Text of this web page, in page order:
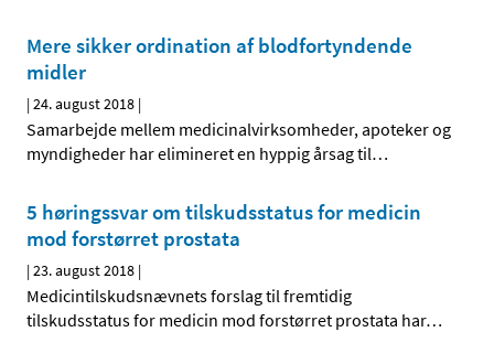
Mere sikker ordination af blodfortyndende
midler
|24. august 2018 |
Samarbejde mellem medicinalvirksomheder, apoteker og
myndigheder har elimineret en hyppig årsag til…
5 høringssvar om tilskudsstatus for medicin
mod forstørret prostata
|23. august 2018 |
Medicintilskudsnævnets forslag til fremtidig
tilskudsstatus for medicin mod forstørret prostata har…